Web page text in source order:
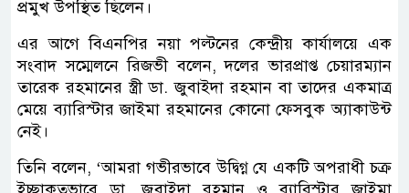
প্রমুখ উপস্থিত ছিলেন।
এর আগে বিএনপির নয়া পল্টনের কেন্দ্রীয় কার্যালয়ে এক
সংবাদ সম্মেলনে রিজভী বলেন, দলের ভারপ্রাপ্ত চেয়ারম্যান
তারেক রহমানের স্ত্রী ডা. জুবাইদা রহমান বা তাদের একমাত্র
মেয়ে ব্যারিস্টার জাইমা রহমানের কোনো ফেসবুক অ্যাকাউন্ট
নেই।
তিনি বলেন, ‘আমরা গভীরভাবে উদ্বিগ্ন যে একটি অপরাধী চক্র